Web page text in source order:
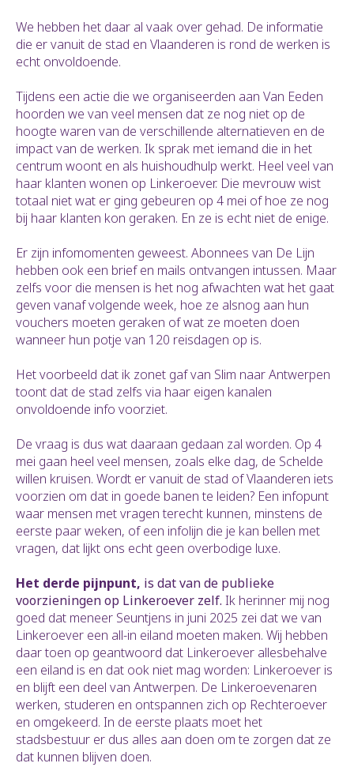
We hebben het daar al vaak over gehad. De informatie
die er vanuit de stad en Vlaanderen is rond de werken is
echt onvoldoende.
Tijdens een actie die we organiseerden aan Van Eeden
hoorden we van veel mensen dat ze nog niet op de
hoogte waren van de verschillende alternatieven en de
impact van de werken. Ik sprak met iemand die in het
centrum woont en als huishoudhulp werkt. Heel veel van
haar klanten wonen op Linkeroever. Die mevrouw wist
totaal niet wat er ging gebeuren op 4 mei of hoe ze nog
bij haar klanten kon geraken. En ze is echt niet de enige.
Er zijn infomomenten geweest. Abonnees van De Lijn
hebben ook een brief en mails ontvangen intussen. Maar
zelfs voor die mensen is het nog afwachten wat het gaat
geven vanaf volgende week, hoe ze alsnog aan hun
vouchers moeten geraken of wat ze moeten doen
wanneer hun potje van 120 reisdagen op is.
Het voorbeeld dat ik zonet gaf van Slim naar Antwerpen
toont dat de stad zelfs via haar eigen kanalen
onvoldoende info voorziet.
De vraag is dus wat daaraan gedaan zal worden. Op 4
mei gaan heel veel mensen, zoals elke dag, de Schelde
willen kruisen. Wordt er vanuit de stad of Vlaanderen iets
voorzien om dat in goede banen te leiden? Een infopunt
waar mensen met vragen terecht kunnen, minstens de
eerste paar weken, of een infolijn die je kan bellen met
vragen, dat lijkt ons echt geen overbodige luxe.
Het derde pijnpunt, is dat van de publieke
voorzieningen op Linkeroever zelf. Ik herinner mij nog
goed dat meneer Seuntjens in juni 2025 zei dat we van
Linkeroever een all-in eiland moeten maken. Wij hebben
daar toen op geantwoord dat Linkeroever allesbehalve
een eiland is en dat ook niet mag worden: Linkeroever is
en blijft een deel van Antwerpen. De Linkeroevenaren
werken, studeren en ontspannen zich op Rechteroever
en omgekeerd. In de eerste plaats moet het
stadsbestuur er dus alles aan doen om te zorgen dat ze
dat kunnen blijven doen.